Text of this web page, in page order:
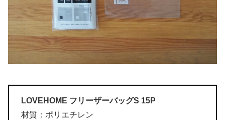
LOVEHOME フリーザーバッグS 15P
材質：ポリエチレン